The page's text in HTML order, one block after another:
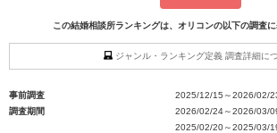
この結婚相談所ランキングは、オリコンの以下の調査に
ジャンル・ランキング定義 調査詳細に
事前調査
2025/12/15～2026/02/
調査期間
2026/02/24～2026/03/
2025/02/20～2025/03/